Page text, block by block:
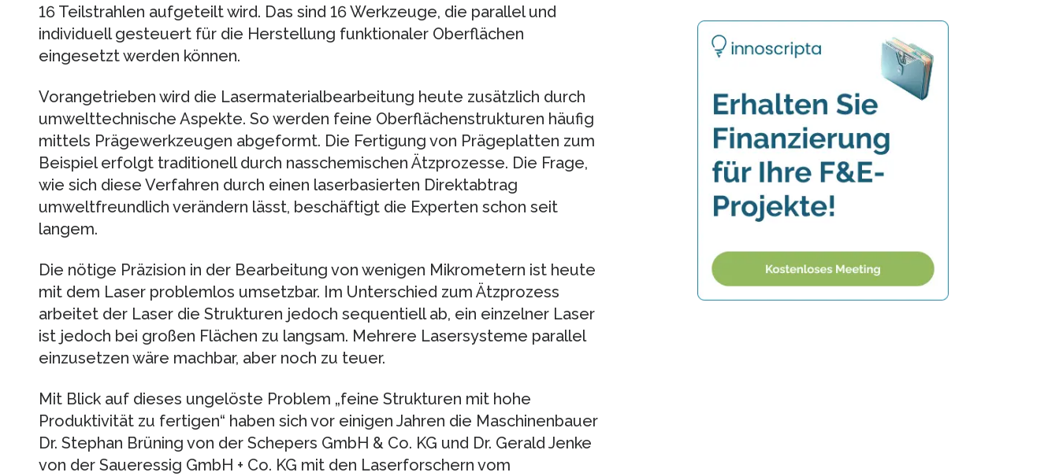
16 Teilstrahlen aufgeteilt wird. Das sind 16 Werkzeuge, die parallel und
individuell gesteuert für die Herstellung funktionaler Oberflächen
eingesetzt werden können.
Vorangetrieben wird die Lasermaterialbearbeitung heute zusätzlich durch
umwelttechnische Aspekte. So werden feine Oberflächenstrukturen häufig
mittels Prägewerkzeugen abgeformt. Die Fertigung von Prägeplatten zum
Beispiel erfolgt traditionell durch nasschemischen Ätzprozesse. Die Frage,
wie sich diese Verfahren durch einen laserbasierten Direktabtrag
umweltfreundlich verändern lässt, beschäftigt die Experten schon seit
langem.
Die nötige Präzision in der Bearbeitung von wenigen Mikrometern ist heute
mit dem Laser problemlos umsetzbar. Im Unterschied zum Ätzprozess
arbeitet der Laser die Strukturen jedoch sequentiell ab, ein einzelner Laser
ist jedoch bei großen Flächen zu langsam. Mehrere Lasersysteme parallel
einzusetzen wäre machbar, aber noch zu teuer.
Mit Blick auf dieses ungelöste Problem „feine Strukturen mit hohe
Produktivität zu fertigen“ haben sich vor einigen Jahren die Maschinenbauer
Dr. Stephan Brüning von der Schepers GmbH & Co. KG und Dr. Gerald Jenke
von der Saueressig GmbH + Co. KG mit den Laserforschern vom